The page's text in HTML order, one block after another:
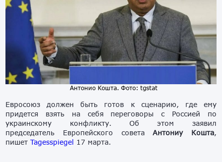
Антонио Кошта. Фото: tgstat
Евросоюз должен быть готов к сценарию, где ему
придется взять на себя переговоры с Россией по
украинскому конфликту. Об этом заявил
председатель Европейского советаАнтониу Кошта,
пишетTagesspiegel 17 марта.